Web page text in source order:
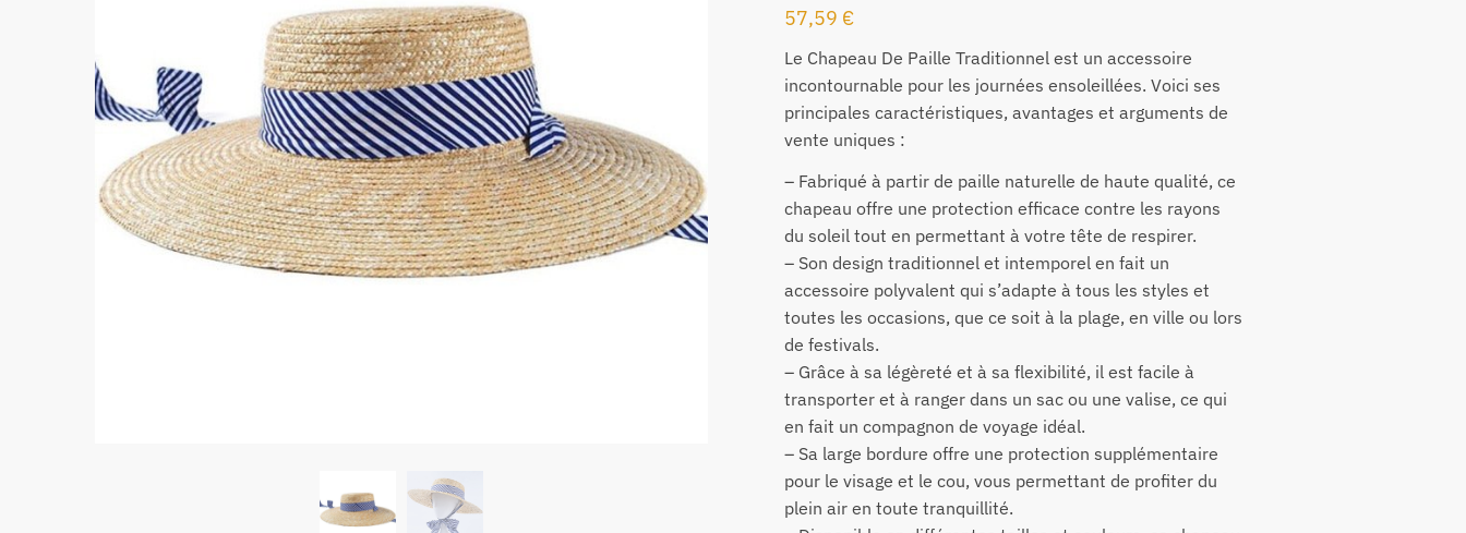
57,59 €
Le Chapeau De Paille Traditionnel est un accessoire
incontournable pour les journées ensoleillées. Voici ses
principales caractéristiques, avantages et arguments de
vente uniques :
– Fabriqué à partir de paille naturelle de haute qualité, ce
chapeau offre une protection efficace contre les rayons
du soleil tout en permettant à votre tête de respirer.
– Son design traditionnel et intemporel en fait un
accessoire polyvalent qui s’adapte à tous les styles et
toutes les occasions, que ce soit à la plage, en ville ou lors
de festivals.
– Grâce à sa légèreté et à sa flexibilité, il est facile à
transporter et à ranger dans un sac ou une valise, ce qui
en fait un compagnon de voyage idéal.
– Sa large bordure offre une protection supplémentaire
pour le visage et le cou, vous permettant de profiter du
plein air en toute tranquillité.